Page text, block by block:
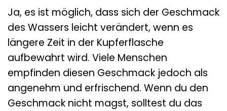
Ja, es ist möglich, dass sich der Geschmack
des Wassers leicht verändert, wenn es
längere Zeit in der Kupferflasche
aufbewahrt wird. Viele Menschen
empfinden diesen Geschmack jedoch als
angenehm und erfrischend. Wenn du den
Geschmack nicht magst, solltest du das